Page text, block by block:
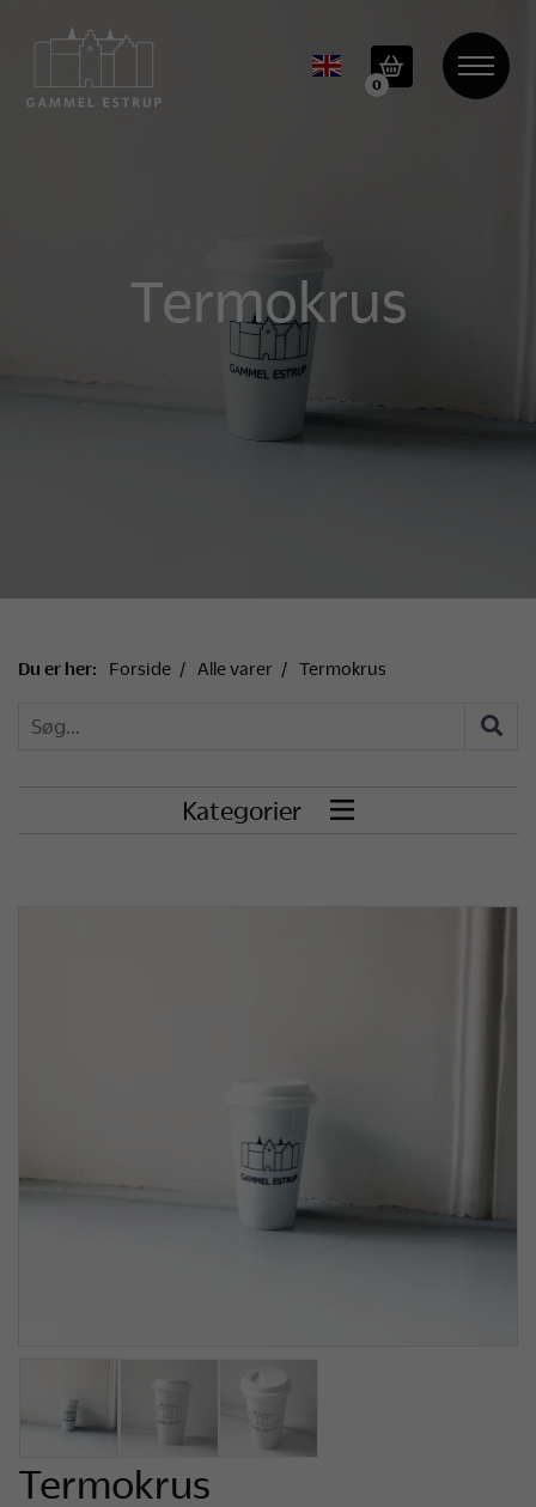
0
Termokrus
Du er her: Forside Alle varer Termokrus
Kategorier 
Termokrus